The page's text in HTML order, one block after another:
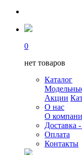
0
нет товаров
Каталог
Акции
О нас
О
Доставка
Оплата
Контакты